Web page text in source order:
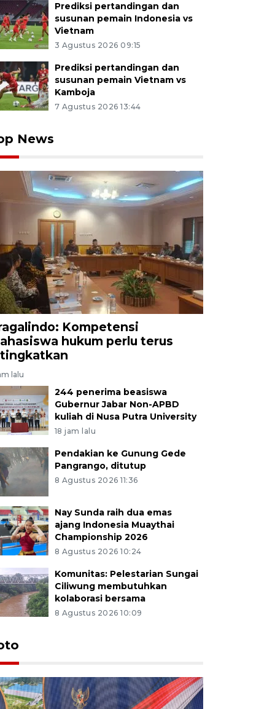
Prediksi pertandingan dan
susunan pemain Indonesia vs
Vietnam
3 Agustus 2026 09:15
Prediksi pertandingan dan
susunan pemain Vietnam vs
Kamboja
7 Agustus 2026 13:44
News
Kompetensi
hukum perlu terus
lalu
244 penerima beasiswa
Gubernur Jabar Non-APBD
kuliah di Nusa Putra University
18 jam lalu
Pendakian ke Gunung Gede
Pangrango, ditutup
8 Agustus 2026 11:36
Nay Sunda raih dua emas
ajang Indonesia Muaythai
Championship 2026
8 Agustus 2026 10:24
Komunitas: Pelestarian Sungai
Ciliwung membutuhkan
kolaborasi bersama
8 Agustus 2026 10:09